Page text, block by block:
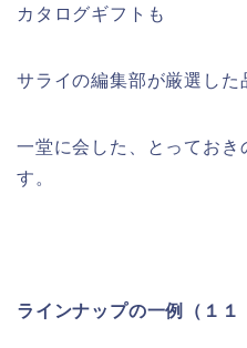
カタログギフトも
サライの編集部が厳選した
一堂に会した、とっておき
す。
ラインナップの一例（１１